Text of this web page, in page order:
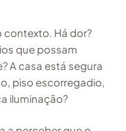
contexto. Há dor?
que possam
A casa está segura
piso escorregadio,
iluminação?